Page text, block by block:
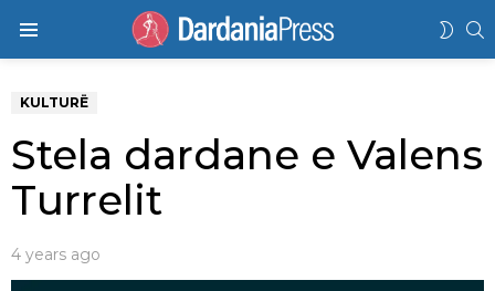
KULTURË
Stela dardane e Valens
Turrelit
4 years ago